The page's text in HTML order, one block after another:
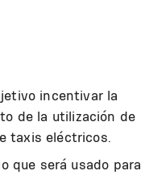
incentivar la
de la utilización de
taxis eléctricos.
que será usado para